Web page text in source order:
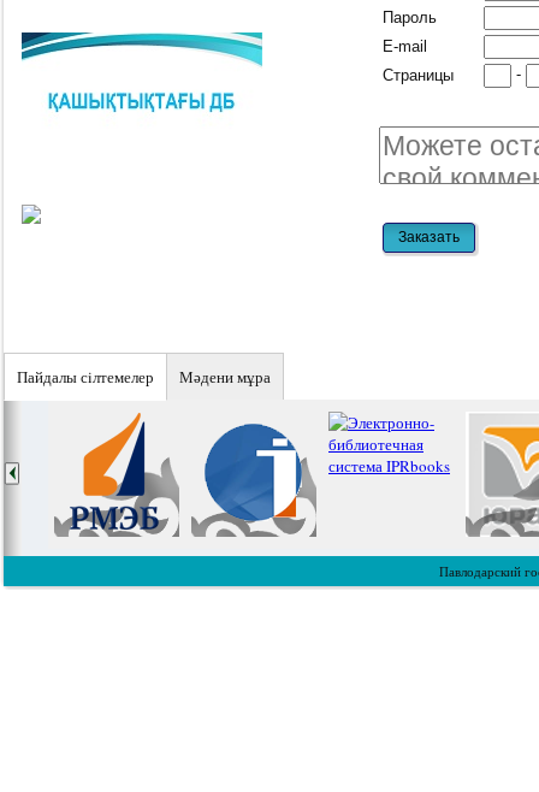
Пароль
E-mail
Страницы
-
Пайдалы сiлтемелер Мәдени мұра
Павлодарский